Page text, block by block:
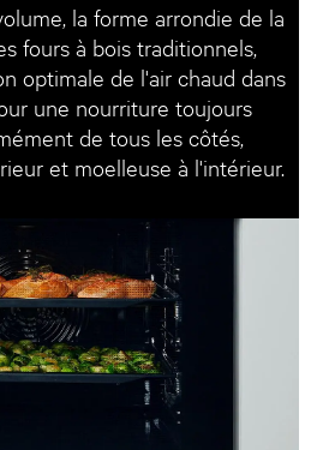
la forme arrondie de la
fours à bois traditionnels,
optimale de l'air chaud dans
une nourriture toujours
de tous les côtés,
et moelleuse à l'intérieur.